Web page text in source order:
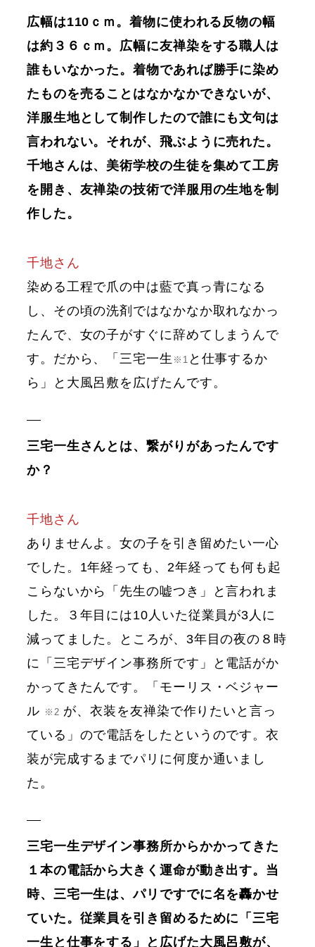
広幅は110ｃｍ。着物に使われる反物の幅
は約３６ｃｍ。広幅に友禅染をする職人は
誰もいなかった。着物であれば勝手に染め
たものを売ることはなかなかできないが、
洋服生地として制作したので誰にも文句は
言われない。それが、飛ぶように売れた。
千地さんは、美術学校の生徒を集めて工房
を開き、友禅染の技術で洋服用の生地を制
作した。
千地さん
染める工程で爪の中は藍で真っ青になる
し、その頃の洗剤ではなかなか取れなかっ
たんで、女の子がすぐに辞めてしまうんで
す。だから、「三宅一生 ※1 と仕事するか
ら」と大風呂敷を広げたんです。
三宅一生さんとは、繋がりがあったんです
か？
千地さん
ありませんよ。女の子を引き留めたい一心
でした。1年経っても、2年経っても何も起
こらないから「先生の嘘つき」と言われま
した。３年目には10人いた従業員が3人に
減ってました。ところが、3年目の夜の８時
に「三宅デザイン事務所です」と電話がか
かってきたんです。「モーリス・ベジャー
ル ※2 が、衣装を友禅染で作りたいと言っ
ている」ので電話をしたというのです。衣
装が完成するまでパリに何度か通いまし
た。
三宅一生デザイン事務所からかかってきた
１本の電話から大きく運命が動き出す。当
時、三宅一生は、パリですでに名を轟かせ
ていた。従業員を引き留めるために「三宅
一生と仕事をする」と広げた大風呂敷が、